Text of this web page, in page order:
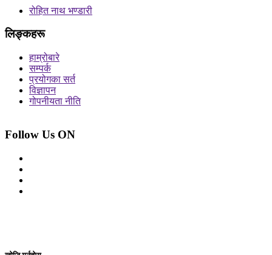
रोहित नाथ भण्डारी
लिङ्कहरू
हाम्रोबारे
सम्पर्क
प्रयोगका सर्त
विज्ञापन
गोपनीयता नीति
Follow Us ON